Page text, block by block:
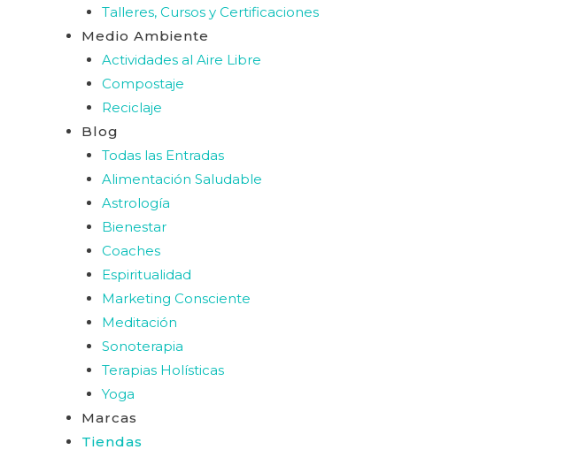
Talleres, Cursos y Certificaciones
Medio Ambiente
Actividades al Aire Libre
Compostaje
Reciclaje
Blog
Todas las Entradas
Alimentación Saludable
Astrología
Bienestar
Coaches
Espiritualidad
Marketing Consciente
Meditación
Sonoterapia
Terapias Holísticas
Yoga
Marcas
Tiendas